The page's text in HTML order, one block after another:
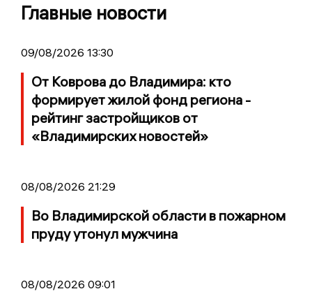
Главные новости
09/08/2026 13:30
От Коврова до Владимира: кто
формирует жилой фонд региона -
рейтинг застройщиков от
«Владимирских новостей»
08/08/2026 21:29
Во Владимирской области в пожарном
пруду утонул мужчина
08/08/2026 09:01